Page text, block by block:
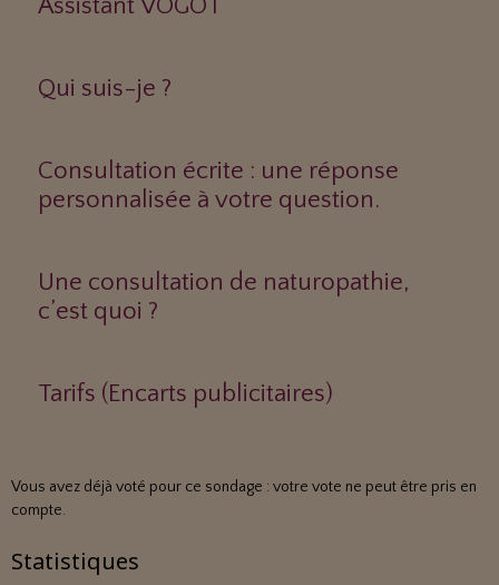
Assistant VOGOT
Qui suis-je ?
Consultation écrite : une réponse
personnalisée à votre question.
Une consultation de naturopathie,
c’est quoi ?
Tarifs (Encarts publicitaires)
Vous avez déjà voté pour ce sondage : votre vote ne peut être pris en
compte.
Statistiques